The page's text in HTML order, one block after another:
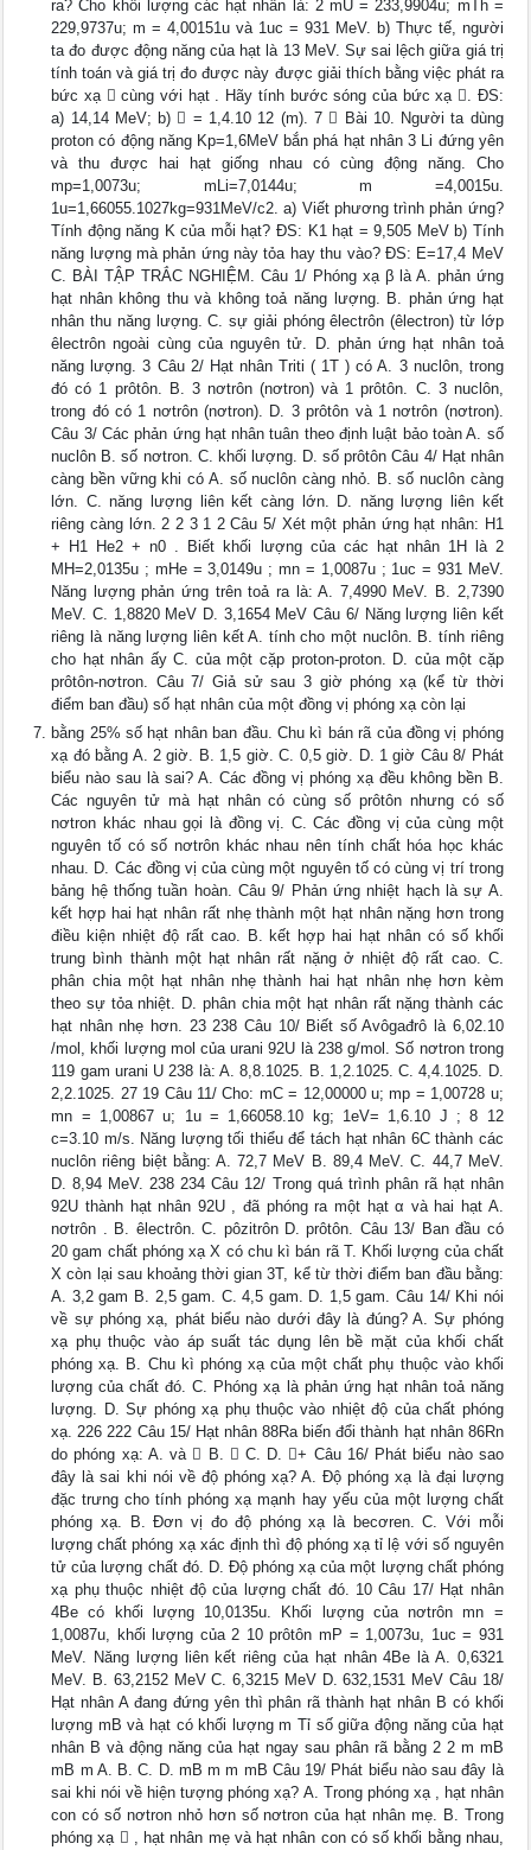
ra? Cho khối lượng các hạt nhân là: 2 mU = 233,9904u; mTh =
229,9737u; m = 4,00151u và 1uc = 931 MeV. b) Thực tế, người
ta đo được động năng của hạt là 13 MeV. Sự sai lệch giữa giá trị
tính toán và giá trị đo được này được giải thích bằng việc phát ra
bức xạ  cùng với hạt . Hãy tính bước sóng của bức xạ . ĐS:
a) 14,14 MeV; b)  = 1,4.10 12 (m). 7  Bài 10. Người ta dùng
proton có động năng Kp=1,6MeV bắn phá hạt nhân 3 Li đứng yên
và thu được hai hạt giống nhau có cùng động năng. Cho
mp=1,0073u; mLi=7,0144u; m =4,0015u.
1u=1,66055.1027kg=931MeV/c2. a) Viết phương trình phản ứng?
Tính động năng K của mỗi hạt? ĐS: K1 hạt = 9,505 MeV b) Tính
năng lượng mà phản ứng này tỏa hay thu vào? ĐS: E=17,4 MeV
C. BÀI TẬP TRẮC NGHIỆM. Câu 1/ Phóng xạ β là A. phản ứng
hạt nhân không thu và không toả năng lượng. B. phản ứng hạt
nhân thu năng lượng. C. sự giải phóng êlectrôn (êlectron) từ lớp
êlectrôn ngoài cùng của nguyên tử. D. phản ứng hạt nhân toả
năng lượng. 3 Câu 2/ Hạt nhân Triti ( 1T ) có A. 3 nuclôn, trong
đó có 1 prôtôn. B. 3 nơtrôn (nơtron) và 1 prôtôn. C. 3 nuclôn,
trong đó có 1 nơtrôn (nơtron). D. 3 prôtôn và 1 nơtrôn (nơtron).
Câu 3/ Các phản ứng hạt nhân tuân theo định luật bảo toàn A. số
nuclôn B. số nơtron. C. khối lượng. D. số prôtôn Câu 4/ Hạt nhân
càng bền vững khi có A. số nuclôn càng nhỏ. B. số nuclôn càng
lớn. C. năng lượng liên kết càng lớn. D. năng lượng liên kết
riêng càng lớn. 2 2 3 1 2 Câu 5/ Xét một phản ứng hạt nhân: H1
+ H1 He2 + n0 . Biết khối lượng của các hạt nhân 1H là 2
MH=2,0135u ; mHe = 3,0149u ; mn = 1,0087u ; 1uc = 931 MeV.
Năng lượng phản ứng trên toả ra là: A. 7,4990 MeV. B. 2,7390
MeV. C. 1,8820 MeV D. 3,1654 MeV Câu 6/ Năng lượng liên kết
riêng là năng lượng liên kết A. tính cho một nuclôn. B. tính riêng
cho hạt nhân ấy C. của một cặp proton-proton. D. của một cặp
prôtôn-nơtron. Câu 7/ Giả sử sau 3 giờ phóng xạ (kể từ thời
điểm ban đầu) số hạt nhân của một đồng vị phóng xạ còn lại
bằng 25% số hạt nhân ban đầu. Chu kì bán rã của đồng vị phóng
xạ đó bằng A. 2 giờ. B. 1,5 giờ. C. 0,5 giờ. D. 1 giờ Câu 8/ Phát
biểu nào sau là sai? A. Các đồng vị phóng xạ đều không bền B.
Các nguyên tử mà hạt nhân có cùng số prôtôn nhưng có số
nơtron khác nhau gọi là đồng vị. C. Các đồng vị của cùng một
nguyên tố có số nơtrôn khác nhau nên tính chất hóa học khác
nhau. D. Các đồng vị của cùng một nguyên tố có cùng vị trí trong
bảng hệ thống tuần hoàn. Câu 9/ Phản ứng nhiệt hạch là sự A.
kết hợp hai hạt nhân rất nhẹ thành một hạt nhân nặng hơn trong
điều kiện nhiệt độ rất cao. B. kết hợp hai hạt nhân có số khối
trung bình thành một hạt nhân rất nặng ở nhiệt độ rất cao. C.
phân chia một hạt nhân nhẹ thành hai hạt nhân nhẹ hơn kèm
theo sự tỏa nhiệt. D. phân chia một hạt nhân rất nặng thành các
hạt nhân nhẹ hơn. 23 238 Câu 10/ Biết số Avôgađrô là 6,02.10
/mol, khối lượng mol của urani 92U là 238 g/mol. Số nơtron trong
119 gam urani U 238 là: A. 8,8.1025. B. 1,2.1025. C. 4,4.1025. D.
2,2.1025. 27 19 Câu 11/ Cho: mC = 12,00000 u; mp = 1,00728 u;
mn = 1,00867 u; 1u = 1,66058.10 kg; 1eV= 1,6.10 J ; 8 12
c=3.10 m/s. Năng lượng tối thiểu để tách hạt nhân 6C thành các
nuclôn riêng biệt bằng: A. 72,7 MeV B. 89,4 MeV. C. 44,7 MeV.
D. 8,94 MeV. 238 234 Câu 12/ Trong quá trình phân rã hạt nhân
92U thành hạt nhân 92U , đã phóng ra một hạt α và hai hạt A.
nơtrôn . B. êlectrôn. C. pôzitrôn D. prôtôn. Câu 13/ Ban đầu có
20 gam chất phóng xạ X có chu kì bán rã T. Khối lượng của chất
X còn lại sau khoảng thời gian 3T, kể từ thời điểm ban đầu bằng:
A. 3,2 gam B. 2,5 gam. C. 4,5 gam. D. 1,5 gam. Câu 14/ Khi nói
về sự phóng xạ, phát biểu nào dưới đây là đúng? A. Sự phóng
xạ phụ thuộc vào áp suất tác dụng lên bề mặt của khối chất
phóng xạ. B. Chu kì phóng xạ của một chất phụ thuộc vào khối
lượng của chất đó. C. Phóng xạ là phản ứng hạt nhân toả năng
lượng. D. Sự phóng xạ phụ thuộc vào nhiệt độ của chất phóng
xạ. 226 222 Câu 15/ Hạt nhân 88Ra biến đổi thành hạt nhân 86Rn
do phóng xạ: A. và  B.  C. D. + Câu 16/ Phát biểu nào sao
đây là sai khi nói về độ phóng xạ? A. Độ phóng xạ là đại lượng
đặc trưng cho tính phóng xạ mạnh hay yếu của một lượng chất
phóng xạ. B. Đơn vị đo độ phóng xạ là becơren. C. Với mỗi
lượng chất phóng xạ xác định thì độ phóng xạ tỉ lệ với số nguyên
tử của lượng chất đó. D. Độ phóng xạ của một lượng chất phóng
xạ phụ thuộc nhiệt độ của lượng chất đó. 10 Câu 17/ Hạt nhân
4Be có khối lượng 10,0135u. Khối lượng của nơtrôn mn =
1,0087u, khối lượng của 2 10 prôtôn mP = 1,0073u, 1uc = 931
MeV. Năng lượng liên kết riêng của hạt nhân 4Be là A. 0,6321
MeV. B. 63,2152 MeV C. 6,3215 MeV D. 632,1531 MeV Câu 18/
Hạt nhân A đang đứng yên thì phân rã thành hạt nhân B có khối
lượng mB và hạt có khối lượng m Tỉ số giữa động năng của hạt
nhân B và động năng của hạt ngay sau phân rã bằng 2 2 m mB
mB m A. B. C. D. mB m m mB Câu 19/ Phát biểu nào sau đây là
sai khi nói về hiện tượng phóng xạ? A. Trong phóng xạ , hạt nhân
con có số nơtron nhỏ hơn số nơtron của hạt nhân mẹ. B. Trong
phóng xạ  , hạt nhân mẹ và hạt nhân con có số khối bằng nhau,